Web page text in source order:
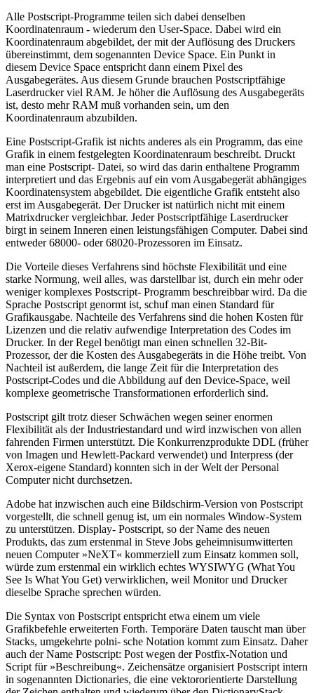
Alle Postscript-Programme teilen sich dabei denselben
Koordinatenraum - wiederum den User-Space. Dabei wird ein
Koordinatenraum abgebildet, der mit der Auflösung des Druckers
übereinstimmt, dem sogenannten Device Space. Ein Punkt in
diesem Device Space entspricht dann einem Pixel des
Ausgabegerätes. Aus diesem Grunde brauchen Postscriptfähige
Laserdrucker viel RAM. Je höher die Auflösung des Ausgabegeräts
ist, desto mehr RAM muß vorhanden sein, um den
Koordinatenraum abzubilden.
Eine Postscript-Grafik ist nichts anderes als ein Programm, das eine
Grafik in einem festgelegten Koordinatenraum beschreibt. Druckt
man eine Postscript- Datei, so wird das darin enthaltene Programm
interpretiert und das Ergebnis auf ein vom Ausgabegerät abhängiges
Koordinatensystem abgebildet. Die eigentliche Grafik entsteht also
erst im Ausgabegerät. Der Drucker ist natürlich nicht mit einem
Matrixdrucker vergleichbar. Jeder Postscriptfähige Laserdrucker
birgt in seinem Inneren einen leistungsfähigen Computer. Dabei sind
entweder 68000- oder 68020-Prozessoren im Einsatz.
Die Vorteile dieses Verfahrens sind höchste Flexibilität und eine
starke Normung, weil alles, was darstellbar ist, durch ein mehr oder
weniger komplexes Postscript- Programm beschreibbar wird. Da die
Sprache Postscript genormt ist, schuf man einen Standard für
Grafikausgabe. Nachteile des Verfahrens sind die hohen Kosten für
Lizenzen und die relativ aufwendige Interpretation des Codes im
Drucker. In der Regel benötigt man einen schnellen 32-Bit-
Prozessor, der die Kosten des Ausgabegeräts in die Höhe treibt. Von
Nachteil ist außerdem, die lange Zeit für die Interpretation des
Postscript-Codes und die Abbildung auf den Device-Space, weil
komplexe geometrische Transformationen erforderlich sind.
Postscript gilt trotz dieser Schwächen wegen seiner enormen
Flexibilität als der Industriestandard und wird inzwischen von allen
fahrenden Firmen unterstützt. Die Konkurrenzprodukte DDL (früher
von Imagen und Hewlett-Packard verwendet) und Interpress (der
Xerox-eigene Standard) konnten sich in der Welt der Personal
Computer nicht durchsetzen.
Adobe hat inzwischen auch eine Bildschirm-Version von Postscript
vorgestellt, die schnell genug ist, um ein normales Window-System
zu unterstützen. Display- Postscript, so der Name des neuen
Produkts, das zum erstenmal in Steve Jobs geheimnisumwitterten
neuen Computer »NeXT« kommerziell zum Einsatz kommen soll,
würde zum erstenmal ein wirklich echtes WYSIWYG (What You
See Is What You Get) verwirklichen, weil Monitor und Drucker
dieselbe Sprache sprechen würden.
Die Syntax von Postscript entspricht etwa einem um viele
Grafikbefehle erweiterten Forth. Temporäre Daten tauscht man über
Stacks, umgekehrte polni- sche Notation kommt zum Einsatz. Daher
auch der Name Postscript: Post wegen der Postfix-Notation und
Script für »Beschreibung«. Zeichensätze organisiert Postscript intern
in sogenannten Dictionaries, die eine vektororientierte Darstellung